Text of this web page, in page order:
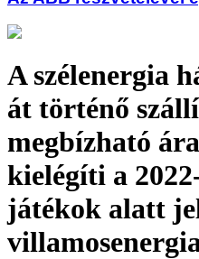
A szélenergia
át történő
megbízható
kielégíti a
játékok alatt